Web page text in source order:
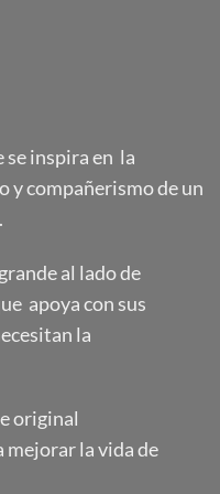
se inspira en la
y compañerismo de un
al lado de
apoya con sus
la
original
mejorar la vida de